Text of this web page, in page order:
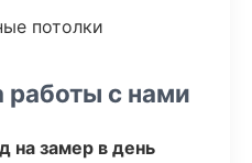
потолки
с нами
на замер в день